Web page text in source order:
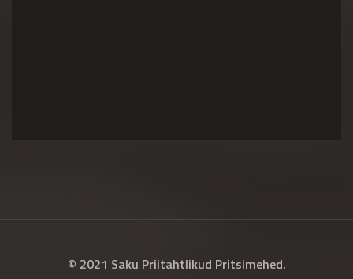
© 2021 Saku Priitahtlikud Pritsimehed.